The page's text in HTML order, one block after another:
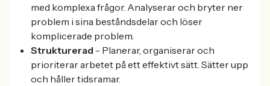
med komplexa frågor. Analyserar och bryter ner
problem i sina beståndsdelar och löser
komplicerade problem.
Strukturerad - Planerar, organiserar och
prioriterar arbetet på ett effektivt sätt. Sätter upp
och håller tidsramar.